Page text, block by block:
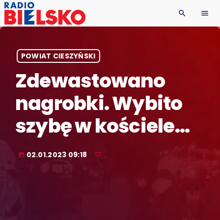
search menu
POWIAT CIESZYŃSKI
Zdewastowano
nagrobki. Wybito
szybę w kościele…
today 02.01.2023 09:18